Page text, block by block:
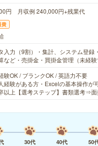
円 月収例 240,000円+残業代
費
入力（9割）・集計、システム登録
など・売掛金・買掛金管理（未経
験OK / ブランクOK / 英語力不要
経験がある方・Excelの基本操作が
以上【選考ステップ】書類選考⇒
30代 40代 50